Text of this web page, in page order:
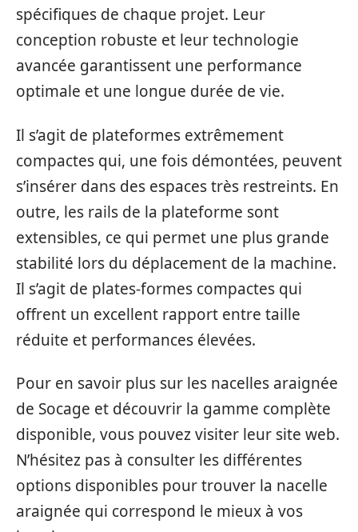
spécifiques de chaque projet. Leur
conception robuste et leur technologie
avancée garantissent une performance
optimale et une longue durée de vie.
Il s’agit de plateformes extrêmement
compactes qui, une fois démontées, peuvent
s’insérer dans des espaces très restreints. En
outre, les rails de la plateforme sont
extensibles, ce qui permet une plus grande
stabilité lors du déplacement de la machine.
Il s’agit de plates-formes compactes qui
offrent un excellent rapport entre taille
réduite et performances élevées.
Pour en savoir plus sur les nacelles araignée
de Socage et découvrir la gamme complète
disponible, vous pouvez visiter leur site web.
N’hésitez pas à consulter les différentes
options disponibles pour trouver la nacelle
araignée qui correspond le mieux à vos